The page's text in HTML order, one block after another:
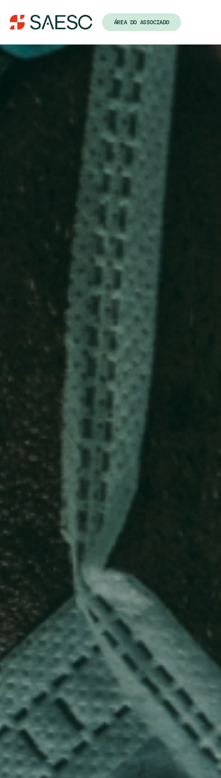
ÁREA DO ASSOCIADO